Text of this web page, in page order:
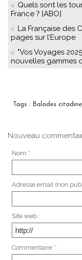
Quels sont les
France ? [ABO]
La Française des
pages sur l’Europe
"Vos Voyages
nouvelles gammes
Tags : Balades
Nouveau
Nom * :
Adresse email (non
Site web :
Commentaire * :